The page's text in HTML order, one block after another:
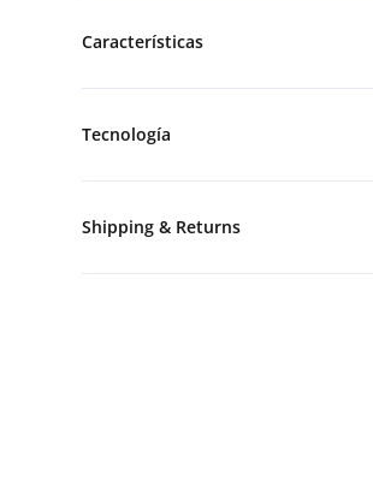
Características
Tecnología
Shipping & Returns